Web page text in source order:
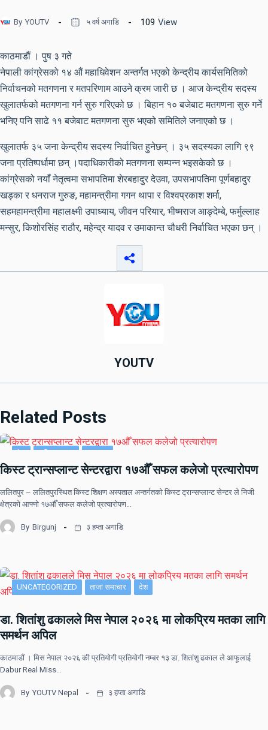
By YOUTV ५ वर्ष अगाडि 109 View
काठमाडौं । पुष ३ गते
नेपाली कांग्रेसको १४ औं महाधिवेशन अन्तर्गत भएको केन्द्रीय कार्यसमितिको
निर्वाचनको मतगणना र मतपरिणाम आउने क्रम जारी छ । आज केन्द्रीय सदस्य
खुलातर्फको मतगणना गर्न सुरु गरिएको छ । बिहान १० बजेबाट मतगणना सुरु गर्ने
भनिए पनि साढे ११ बजेबाट मतगणना सुरु भएको समितिले जनाएको छ ।
खुलातर्फ ३५ जना केन्द्रीय सदस्य निर्वाचित हुनेछन् । ३५ सदस्यका लागि ९९
जना प्रतिष्पर्धामा छन् ।पदाधिकारीको मतगणना सम्पन्न भइसकेको छ ।
कांग्रेसको नयाँ नेतृत्वमा सभापतिमा शेरबहादुर देउवा, उपसभापतिमा पूर्णबहादुर
खड्का र धनराज गुरुङ, महामन्त्रीमा गगन थापा र विश्वप्रकाश शर्मा,
सहमहामन्त्रीमा महालक्ष्मी उपाध्याय, जीवन परियार, भीष्मराज आङ्देम्बे, फर्मुल्लाह
मन्सुर, किशोरसिंह राठौर, महेन्द्र यादव र उमाकान्त चौधरी निर्वाचित भएका छन् ।
YOUTV
Related Posts
किस्ट ट्रान्सप्लान्ट सेन्टरद्वारा १७औँ सफल कलेजो प्रत्यारोपण
ललितपुर – ललितपुरस्थित किस्ट शिक्षण अस्पताल अन्तर्गतको किस्ट ट्रान्सप्लान्ट सेन्टर ले निजी
क्षेत्रको आफ्नो १७औँ सफल कलेजो प्रत्यारोपण…
By Birgunj ३ हप्ता अगाडि
UNCATEGORIZED ताजा समाचार देश
डा. शितांशु ढकालले मिस नेपाल २०२६ मा लोकप्रिय मतका लागि
समर्थन अपिल
काठमाडौं । मिस नेपाल २०२६ की प्रतियोगी प्रतियोगी नम्बर १३ डा. शितांशु ढकाल ले आफूलाई
Dabur Real Miss…
By YOUTV Nepal ३ हप्ता अगाडि